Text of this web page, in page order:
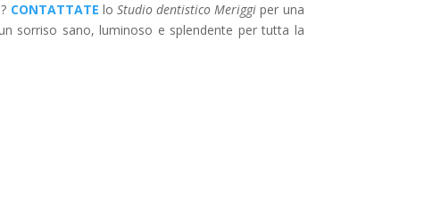
CONTATTATE lo Studio dentistico Meriggi per una
sorriso sano, luminoso e splendente per tutta la